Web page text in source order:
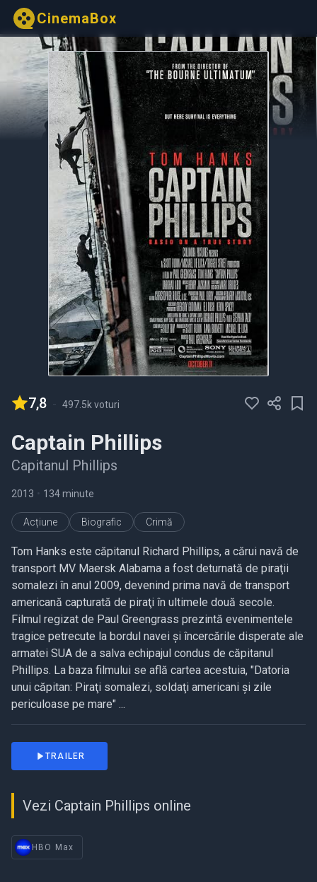
CinemaBox
7,8 - 497.5k voturi
Captain Phillips
Capitanul Phillips
2013 • 134 minute
Acțiune Biografic Crimă
Tom Hanks este căpitanul Richard Phillips, a cărui navă de
transport MV Maersk Alabama a fost deturnată de piraţii
somalezi în anul 2009, devenind prima navă de transport
americană capturată de piraţi în ultimele două secole.
Filmul regizat de Paul Greengrass prezintă evenimentele
tragice petrecute la bordul navei şi încercările disperate ale
armatei SUA de a salva echipajul condus de căpitanul
Phillips. La baza filmului se află cartea acestuia, "Datoria
unui căpitan: Piraţi somalezi, soldaţi americani şi zile
periculoase pe mare" ...
TRAILER
Vezi Captain Phillips online
HBO Max